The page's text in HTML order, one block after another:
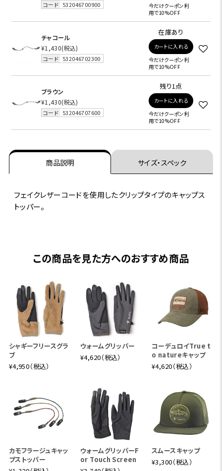
コード 532046700900
今だけクーポン利
用で10%OFF
チャコール
¥1,430(税込)
コード 532046702300
在庫あり
カートに入れる
今だけクーポン利
用で10%OFF
ブラウン
¥1,430(税込)
コード 532046707600
残り1点
カートに入れる
今だけクーポン利
用で10%OFF
商品説明 サイズ・スペック
フェイクレザーコードを使用したクリップタイプのキャップス
トッパー。
この商品を見た方へのおすすめ商品
シャギーフリースグラ
ブ
¥4,950（税込）
ウォームグリッパー
¥4,620（税込）
コーデュロイTrue t
o natureキャップ
¥4,620（税込）
カモフラージュキャッ
プストッパー
ウォームグリッパーF
or Touch Screen
スムースキャップ
¥3,300（税込）